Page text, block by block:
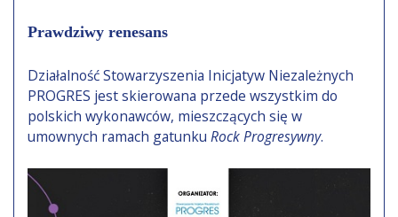
Prawdziwy renesans
Działalność Stowarzyszenia Inicjatyw Niezależnych
PROGRES jest skierowana przede wszystkim do
polskich wykonawców, mieszczących się w
umownych ramach gatunku Rock Progresywny.